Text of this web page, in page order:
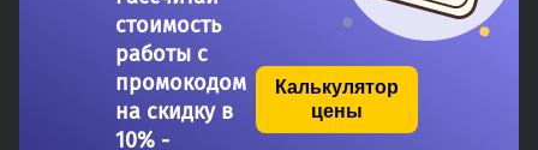
Copyright 2011-2026 FastFine.ru
стоимость
работы с
промокодом
на скидку в
10% -
Калькулятор
цены